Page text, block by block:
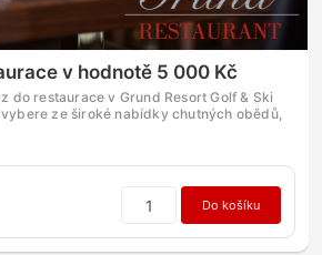
v hodnotě 5 000 Kč
do restaurace v Grund Resort Golf & Ski
ze široké nabídky chutných obědů,
Do košíku